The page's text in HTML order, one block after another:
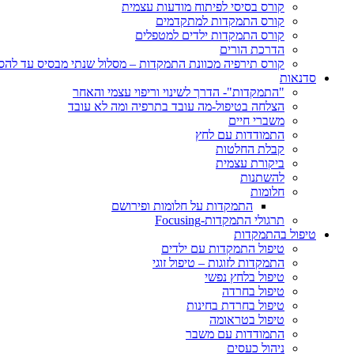
קורס בסיסי לפיתוח מודעות עצמית
קורס התמקדות למתקדמים
קורס התמקדות ילדים למטפלים
הדרכת הורים
קורס תירפיה מכוונת התמקדות – מסלול שנתי מבסיס עד
סדנאות
"התמקדות"- הדרך לשינוי וריפוי עצמי והאחר
הצלחה בטיפול-מה עובד בתרפיה ומה לא עובד
משברי חיים
התמודדות עם לחץ
קבלת החלטות
ביקורת עצמית
להשתנות
חלומות
התמקדות על חלומות ופירושם
תרגולי התמקדות-Focusing
טיפול בהתמקדות
טיפול התמקדות עם ילדים
התמקדות לזוגות – טיפול זוגי
טיפול בלחץ נפשי
טיפול בחרדה
טיפול בחרדת בחינות
טיפול בטראומה
התמודדות עם משבר
ניהול כעסים